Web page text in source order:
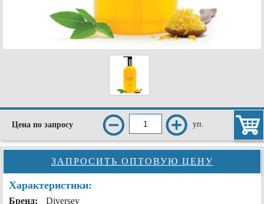
Цена по запросу уп.
ЗАПРОСИТЬ ОПТОВУЮ ЦЕНУ
Характеристики:
Бренд: Diversey